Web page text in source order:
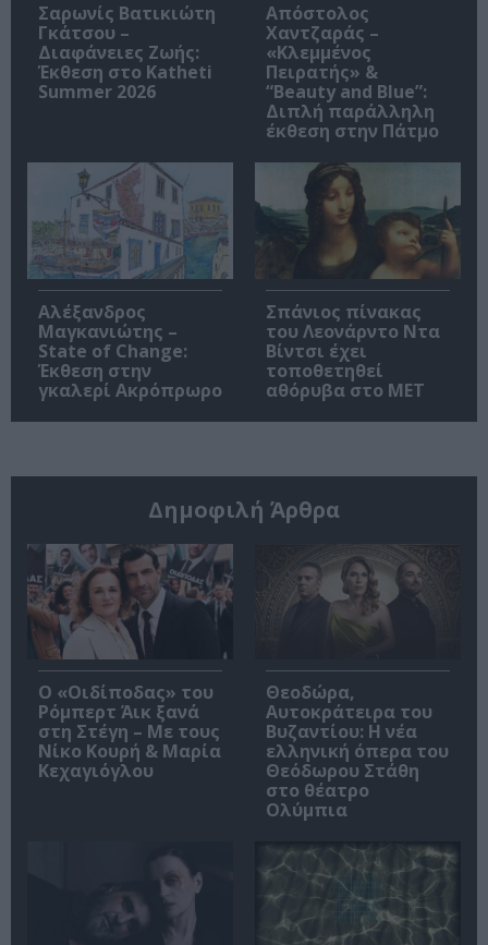
Σαρωνίς Βατικιώτη
Γκάτσου –
Διαφάνειες Ζωής:
Έκθεση στο Katheti
Summer 2026
Απόστολος
Χαντζαράς –
«Κλεμμένος
Πειρατής» &
“Beauty and Blue”:
Διπλή παράλληλη
έκθεση στην Πάτμο
Αλέξανδρος
Μαγκανιώτης –
State of Change:
Έκθεση στην
γκαλερί Ακρόπρωρο
Σπάνιος πίνακας
του Λεονάρντο Ντα
Βίντσι έχει
τοποθετηθεί
αθόρυβα στο MET
Δημοφιλή Άρθρα
O «Οιδίποδας» του
Ρόμπερτ Άικ ξανά
στη Στέγη – Με τους
Νίκο Κουρή & Μαρία
Κεχαγιόγλου
Θεοδώρα,
Αυτοκράτειρα του
Βυζαντίου: Η νέα
ελληνική όπερα του
Θεόδωρου Στάθη
στο θέατρο
Ολύμπια